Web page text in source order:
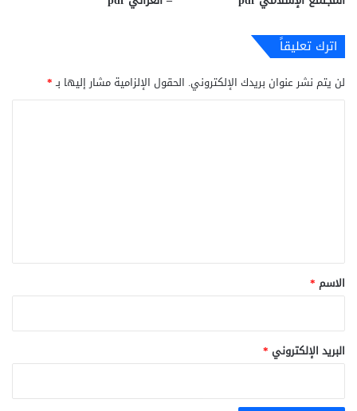
اترك تعليقاً
لن يتم نشر عنوان بريدك الإلكتروني. الحقول الإلزامية مشار إليها بـ*
*
الاسم *
البريد الإلكتروني *